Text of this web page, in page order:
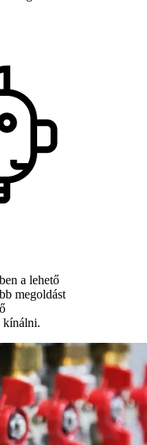
a lehető
megoldást
kínálni.